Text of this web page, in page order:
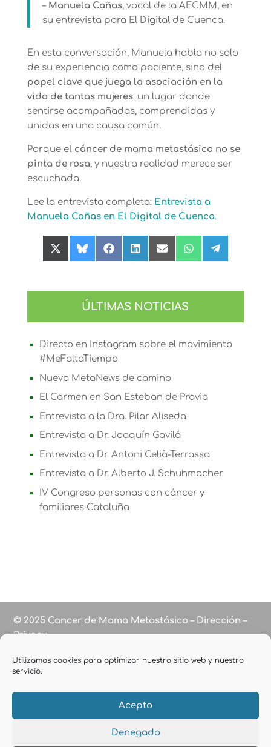
Utilizamos cookies para optimizar nuestro sitio web y nuestro
servicio.
Acepto
Denegado
– Manuela Cañas, vocal de la AECMM, en
su entrevista para El Digital de Cuenca.
En esta conversación, Manuela habla no solo
de su experiencia como paciente, sino del
papel clave que juega la asociación en la
vida de tantas mujeres: un lugar donde
sentirse acompañadas, comprendidas y
unidas en una causa común.
Porque el cáncer de mama metastásico no se
pinta de rosa, y nuestra realidad merece ser
escuchada.
Lee la entrevista completa: Entrevista a
Manuela Cañas en El Digital de Cuenca.
Compartir
en
Compartir
en
Compartir
en
Compartir
en
Compartir
en
Compartir
en
Compartir
en
ÚLTIMAS NOTICIAS
Directo en Instagram sobre el movimiento
#MeFaltaTiempo
Nueva MetaNews de camino
El Carmen en San Esteban de Pravia
Entrevista a la Dra. Pilar Aliseda
Entrevista a Dr. Joaquín Gavilá
Entrevista a Dr. Antoni Celià-Terrassa
Entrevista a Dr. Alberto J. Schuhmacher
IV Congreso personas con cáncer y
familiares Cataluña
© 2025 Cancer de Mama Metastásico – Dirección –
Privacy